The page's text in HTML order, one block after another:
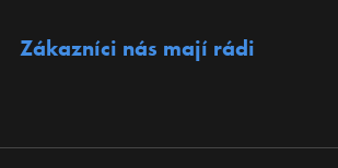
Zákazníci nás mají rádi